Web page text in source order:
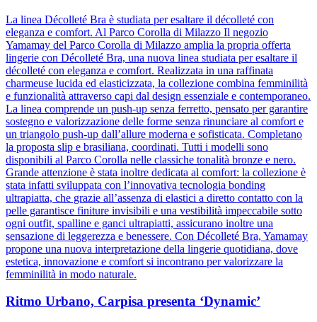
La linea Décolleté Bra è studiata per esaltare il décolleté con
eleganza e comfort. Al Parco Corolla di Milazzo Il negozio
Yamamay del Parco Corolla di Milazzo amplia la propria offerta
lingerie con Décolleté Bra, una nuova linea studiata per esaltare il
décolleté con eleganza e comfort. Realizzata in una raffinata
charmeuse lucida ed elasticizzata, la collezione combina femminilità
e funzionalità attraverso capi dal design essenziale e contemporaneo.
La linea comprende un push-up senza ferretto, pensato per garantire
sostegno e valorizzazione delle forme senza rinunciare al comfort e
un triangolo push-up dall’allure moderna e sofisticata. Completano
la proposta slip e brasiliana, coordinati. Tutti i modelli sono
disponibili al Parco Corolla nelle classiche tonalità bronze e nero.
Grande attenzione è stata inoltre dedicata al comfort: la collezione è
stata infatti sviluppata con l’innovativa tecnologia bonding
ultrapiatta, che grazie all’assenza di elastici a diretto contatto con la
pelle garantisce finiture invisibili e una vestibilità impeccabile sotto
ogni outfit, spalline e ganci ultrapiatti, assicurano inoltre una
sensazione di leggerezza e benessere. Con Décolleté Bra, Yamamay
propone una nuova interpretazione della lingerie quotidiana, dove
estetica, innovazione e comfort si incontrano per valorizzare la
femminilità in modo naturale.
Ritmo Urbano, Carpisa presenta ‘Dynamic’